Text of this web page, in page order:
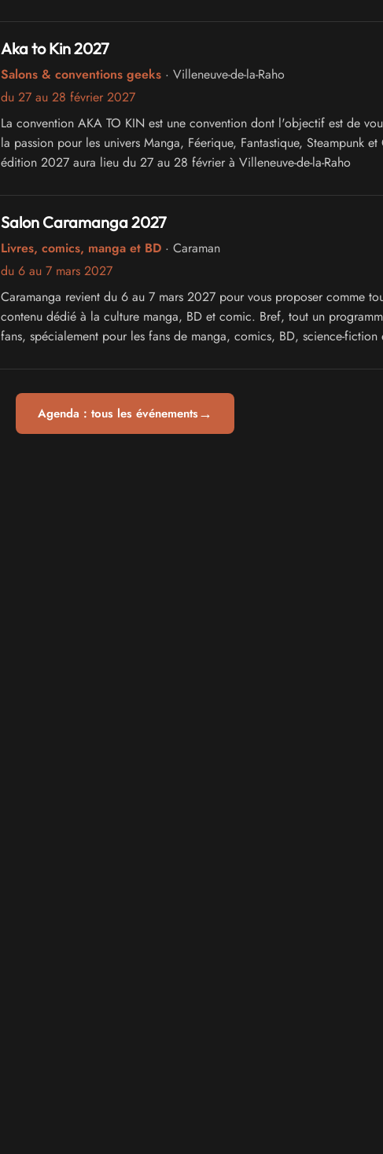
Aka to Kin 2027
Salons & conventions geeks· Villeneuve-de-la-Raho
du 27 au 28 février 2027
La convention AKA TO KIN est une convention dont l'objectif est de
la passion pour les univers Manga, Féerique, Fantastique, Steampunk et
édition 2027 aura lieu du 27 au 28 février à Villeneuve-de-la-Raho
Salon Caramanga 2027
Livres, comics, manga et BD· Caraman
du 6 au 7 mars 2027
Caramanga revient du 6 au 7 mars 2027 pour vous proposer comme
contenu dédié à la culture manga, BD et comic. Bref, tout un
fans, spécialement pour les fans de manga, comics, BD, science-fiction
Agenda : tous les événements→